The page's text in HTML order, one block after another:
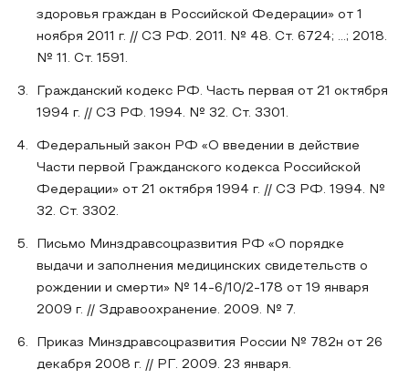
здоровья граждан в Российской Федерации» от 1
ноября 2011 г. // СЗ РФ. 2011. № 48. Ст. 6724; …; 2018.
№ 11. Ст. 1591.
Гражданский кодекс РФ. Часть первая от 21 октября
1994 г. // СЗ РФ. 1994. № 32. Ст. 3301.
Федеральный закон РФ «О введении в действие
Части первой Гражданского кодекса Российской
Федерации» от 21 октября 1994 г. // СЗ РФ. 1994. №
32. Ст. 3302.
Письмо Минздравсоцразвития РФ «О порядке
выдачи и заполнения медицинских свидетельств о
рождении и смерти» № 14-6/10/2-178 от 19 января
2009 г. // Здравоохранение. 2009. № 7.
Приказ Минздравсоцразвития России № 782н от 26
декабря 2008 г. // РГ. 2009. 23 января.